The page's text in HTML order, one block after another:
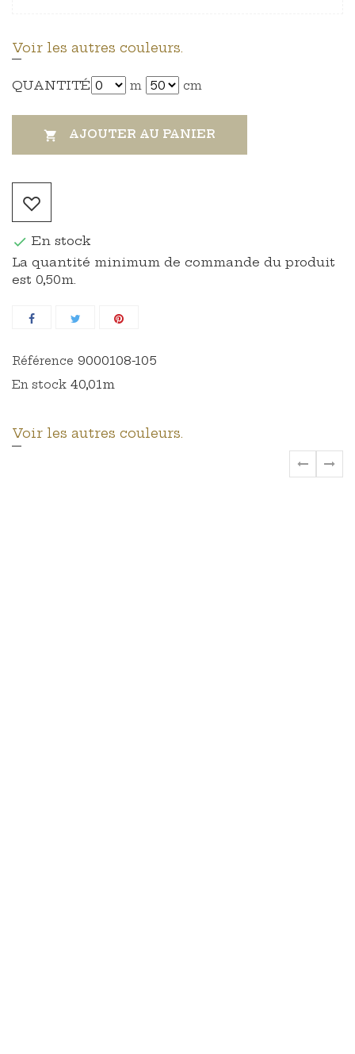
Voir les autres couleurs.
QUANTITÉ m cm
 AJOUTER AU PANIER
 En stock
La quantité minimum de commande du produit
est 0,50m.
Référence 9000108-105
En stock 40,01m
Voir les autres couleurs.